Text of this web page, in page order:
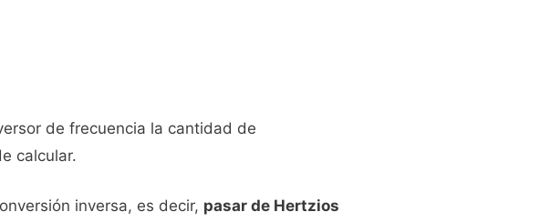
de frecuencia la cantidad de
calcular.
inversa, es decir, pasar de Hertzios